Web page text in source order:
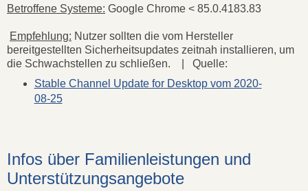
Betroffene Systeme: Google Chrome < 85.0.4183.83
Empfehlung: Nutzer sollten die vom Hersteller
bereitgestellten Sicherheitsupdates zeitnah installieren, um
die Schwachstellen zu schließen. | Quelle:
Stable Channel Update for Desktop vom 2020-
08-25
Infos über Familienleistungen und
Unterstützungsangebote